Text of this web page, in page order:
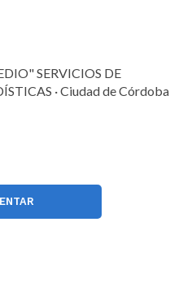
SERVICIOS DE
· Ciudad de Córdoba